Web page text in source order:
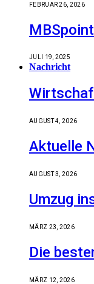
FEBRUAR 26, 2026
JULI 19, 2025
Nachricht
AUGUST 4, 2026
Aktuelle
AUGUST 3, 2026
Umzug
MÄRZ 23, 2026
Die
MÄRZ 12, 2026